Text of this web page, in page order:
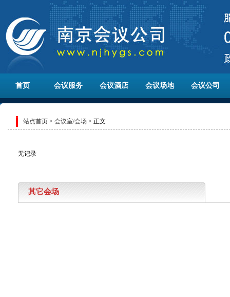
首页 会议服务 会议酒店 会议场地 会议公司
站点首页 > 会议室/会场 > 正文
无记录
其它会场